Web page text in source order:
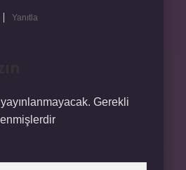
Yanıtla
Gerekli